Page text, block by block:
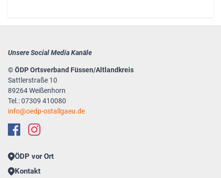
Unsere Social Media Kanäle
© ÖDP Ortsverband Füssen/Altlandkreis
Sattlerstraße 10
89264 Weißenhorn
Tel.: 07309 410080
info
oedp-ostallgaeu.de
ÖDP vor Ort
Kontakt